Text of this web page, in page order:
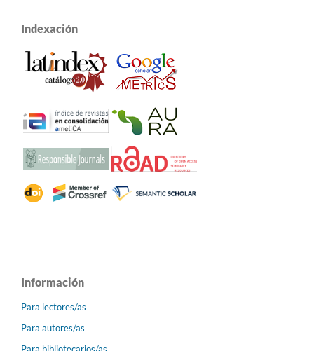
Indexación
Información
Para lectores/as
Para autores/as